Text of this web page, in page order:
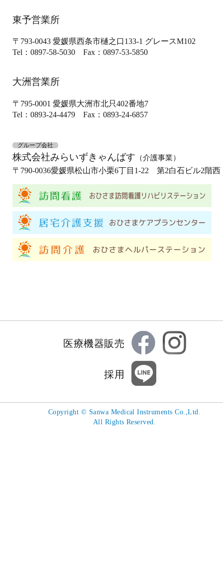
東予営業所
〒793-0043 愛媛県西条市樋之口133-1 グレースM102
Tel：0897-58-5030 Fax：0897-53-5850
大洲営業所
〒795-0001 愛媛県大洲市北只402番地7
Tel：0893-24-4479 Fax：0893-24-6857
グループ会社
株式会社みらいずきゃんばす （介護事業）
〒790-0036愛媛県松山市小栗6丁目1-22 第2白石ビル2階西
医療機器販売
採用
Copyright © Sanwa Medical Instruments Co.,Ltd.
All Rights Reserved.